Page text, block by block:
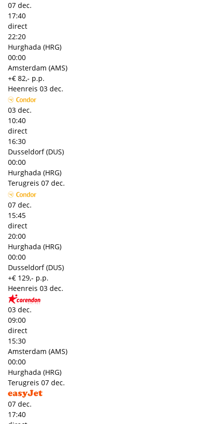
07 dec.
17:40
direct
22:20
Hurghada (HRG)
00:00
Amsterdam (AMS)
+€ 82,- p.p.
Heenreis 03 dec.
03 dec.
10:40
direct
16:30
Dusseldorf (DUS)
00:00
Hurghada (HRG)
Terugreis 07 dec.
07 dec.
15:45
direct
20:00
Hurghada (HRG)
00:00
Dusseldorf (DUS)
+€ 129,- p.p.
Heenreis 03 dec.
03 dec.
09:00
direct
15:30
Amsterdam (AMS)
00:00
Hurghada (HRG)
Terugreis 07 dec.
07 dec.
17:40